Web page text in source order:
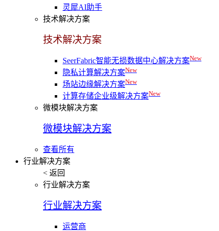
灵犀AI助手
技术解决方案
技术解决方案
SeerFabric智能无损数据中心解决方案New
隐私计算解决方案New
场站边缘解决方案New
计算存储企业级解决方案New
微模块解决方案
微模块解决方案
查看所有
行业解决方案
< 返回
行业解决方案
行业解决方案
运营商